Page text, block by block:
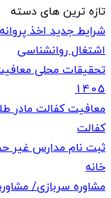
تازه ترین های دسته
اشتغال روانشناسی
تحقیقات محلی
1405
معافیت کفالت مادر
کفالت
خانه
مشاوره سربازی/ مشاوره